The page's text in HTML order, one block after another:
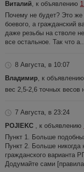
Виталий, к объявлению
Почему не будет? Это же
боевого, а гражданский
даже резьбы на стволе
все остальное. Так что
8 Августа, в 10:07
Владимир, к объявлению
вес 2,5-2,6 точных весов
7 Августа, в 23:24
POJIEKC , к объявлению
Пункт 1. Больше
Пункт 2. Больше никогда
гражданского варианта
Додумайте сами